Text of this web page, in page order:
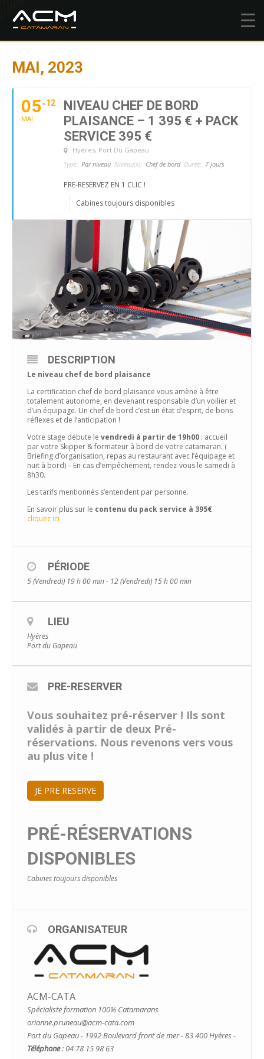
MAI, 2023
05
MAI
12
NIVEAU CHEF DE BORD
PLAISANCE – 1 395 € + PACK
SERVICE 395 €
Hyères, Port Du Gapeau
Type: Par niveau Niveau(x): Chef de bord Durée: 7 jours
PRE-RESERVEZ EN 1 CLIC !
Cabines toujours disponibles
DESCRIPTION
Le niveau chef de bord plaisance
La certification chef de bord plaisance vous amène à être
totalement autonome, en devenant responsable d’un voilier et
d’un équipage. Un chef de bord c’est un état d’esprit, de bons
réflexes et de l’anticipation !
Votre stage débute le vendredi à partir de 19h00 : accueil
par votre Skipper & formateur à bord de votre catamaran. (
Briefing d’organisation, repas au restaurant avec l’équipage et
nuit à bord) – En cas d’empêchement, rendez-vous le samedi à
8h30.
Les tarifs mentionnés s’entendent par personne.
En savoir plus sur le contenu du pack service à 395€
cliquez ici
PÉRIODE
5 (Vendredi) 19 h 00 min - 12 (Vendredi) 15 h 00 min
LIEU
Hyères
Port du Gapeau
PRE-RESERVER
Vous souhaitez pré-réserver ! Ils sont
validés à partir de deux Pré-
réservations. Nous revenons vers vous
au plus vite !
JE PRE RESERVE
PRÉ-RÉSERVATIONS
DISPONIBLES
Cabines toujours disponibles
ORGANISATEUR
ACM-CATA
Spécialiste formation 100% Catamarans
orianne.pruneau@acm-cata.com
Port du Gapeau - 1992 Boulevard front de mer - 83 400 Hyères -
Téléphone: 04 78 15 98 63